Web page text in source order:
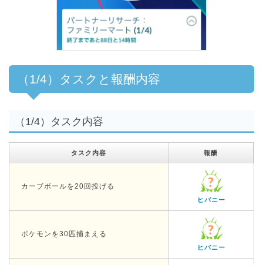
（1/4）タスクと報酬内容
（1/4）タスク内容
タスク内容 報酬
カーブボールを20回投げる
ヒバニー
ポケモンを30匹捕まえる
ヒバニー